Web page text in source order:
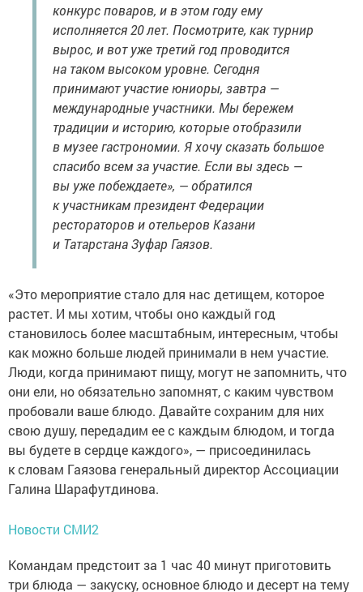
конкурс поваров, и в этом году ему
исполняется 20 лет. Посмотрите, как турнир
вырос, и вот уже третий год проводится
на таком высоком уровне. Сегодня
принимают участие юниоры, завтра —
международные участники. Мы бережем
традиции и историю, которые отобразили
в музее гастрономии. Я хочу сказать большое
спасибо всем за участие. Если вы здесь —
вы уже побеждаете», — обратился
к участникам президент Федерации
рестораторов и отельеров Казани
и Татарстана Зуфар Гаязов.
«Это мероприятие стало для нас детищем, которое
растет. И мы хотим, чтобы оно каждый год
становилось более масштабным, интересным, чтобы
как можно больше людей принимали в нем участие.
Люди, когда принимают пищу, могут не запомнить, что
они ели, но обязательно запомнят, с каким чувством
пробовали ваше блюдо. Давайте сохраним для них
свою душу, передадим ее с каждым блюдом, и тогда
вы будете в сердце каждого», — присоединилась
к словам Гаязова генеральный директор Ассоциации
Галина Шарафутдинова.
Новости СМИ2
Командам предстоит за 1 час 40 минут приготовить
три блюда — закуску, основное блюдо и десерт на тему